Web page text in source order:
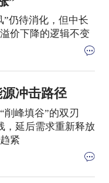
”仍待消化，但中长
价下降的逻辑不变
冲击路径
峰填谷”的双刃
，延后需求重新释放
紧